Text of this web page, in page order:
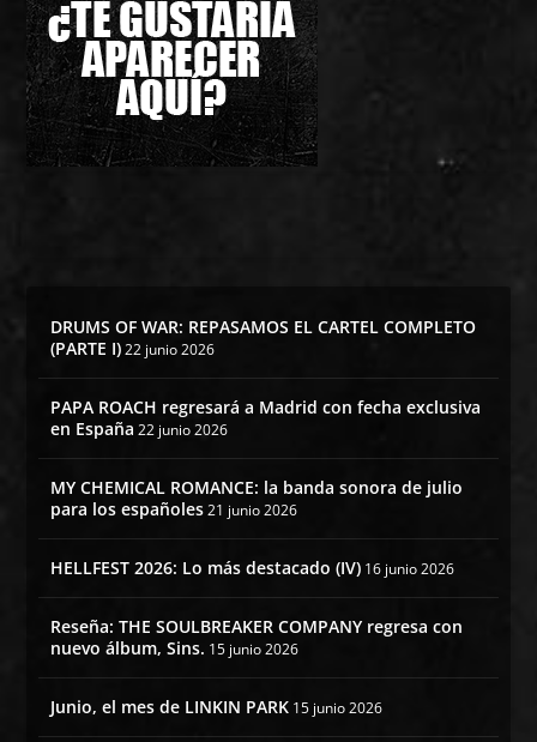
DRUMS OF WAR: REPASAMOS EL CARTEL COMPLETO
(PARTE I) 22 junio 2026
PAPA ROACH regresará a Madrid con fecha exclusiva
en España 22 junio 2026
MY CHEMICAL ROMANCE: la banda sonora de julio
para los españoles 21 junio 2026
HELLFEST 2026: Lo más destacado (IV) 16 junio 2026
Reseña: THE SOULBREAKER COMPANY regresa con
nuevo álbum, Sins. 15 junio 2026
Junio, el mes de LINKIN PARK 15 junio 2026